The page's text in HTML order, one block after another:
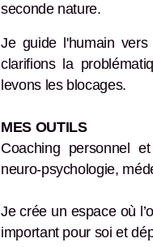
seconde nature.
Je guide l'humain
clarifions la
levons les blocages.
MES OUTILS
Coaching personnel
neuro-psychologie,
Je crée un espace où
important pour soi et